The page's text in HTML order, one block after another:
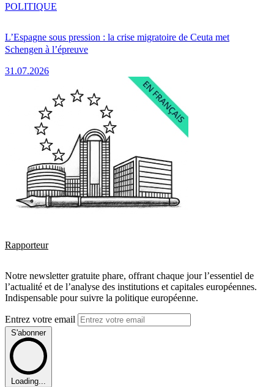
L’Espagne sous pression : la crise migratoire de Ceuta met
Schengen à l’épreuve
31.07.2026
POLITIQUE
Rapporteur
Notre newsletter gratuite phare, offrant chaque jour l’essentiel de
l’actualité et de l’analyse des institutions et capitales européennes.
Indispensable pour suivre la politique européenne.
Entrez votre email
S'abonner
Loading...